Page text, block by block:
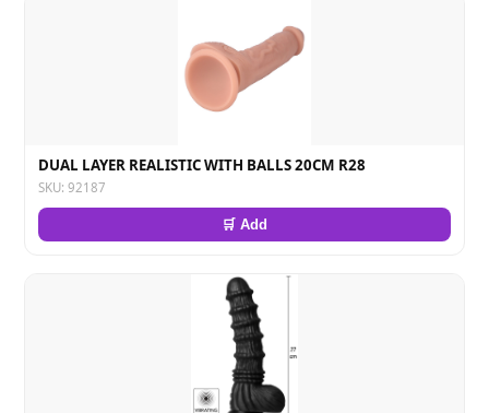
DUAL LAYER REALISTIC WITH BALLS 20CM R28
SKU: 92187
🛒 Add